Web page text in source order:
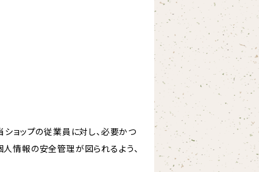
ョップの従業員に対し、必要かつ
情報の安全管理が図られるよう、